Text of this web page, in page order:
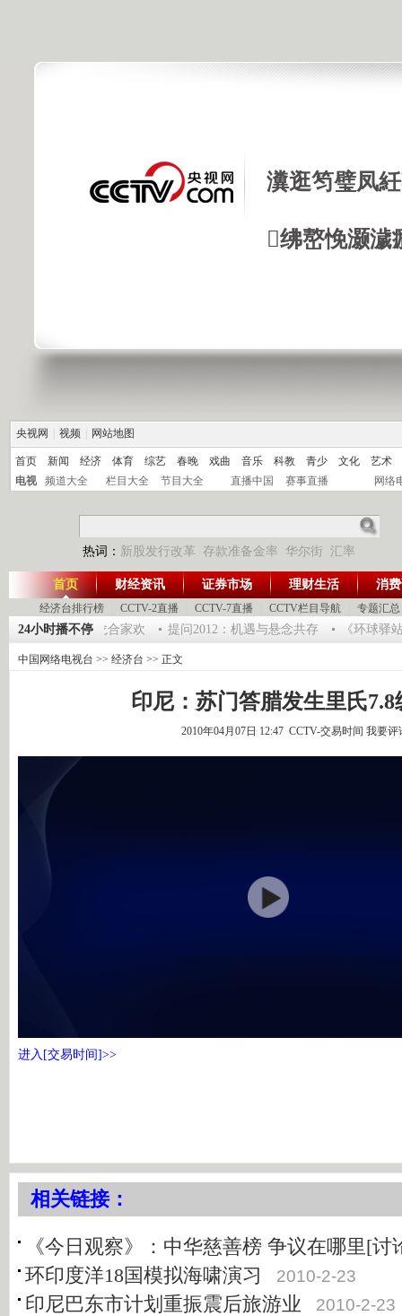
瀵逛笉璧凤
绋嶅悗灏
央视网 视频 网站地图
首页 新闻 经济 体育 综艺 春晚 戏曲 音乐 科教 青少 文化
艺术
电视
频道大全 栏目大全 节目大全 直播中国 赛事直播 网络
热词： 新股发行改革 存款准备金率 华尔街 汇率
首页
经济台排行榜 CCTV-2直播 CCTV-7直播 CCTV栏目导航 专题汇总
财经资讯 证券市场 理财生活 消
24小时播不停
味道——鱼跃迎龙合家欢 提问2012：机遇与悬念共存 《环球驿站
中国网络电视台 >> 经济台 >> 正文
印尼：苏门答腊发生里氏7.8
2010年04月07日 12:47 CCTV-交易时间 我要评
进入[交易时间]>>
相关链接：
《今日观察》：中华慈善榜 争议在哪里[讨
环印度洋18国模拟海啸演习
2010-2-23
印尼巴东市计划重振震后旅游业 2010-2-23